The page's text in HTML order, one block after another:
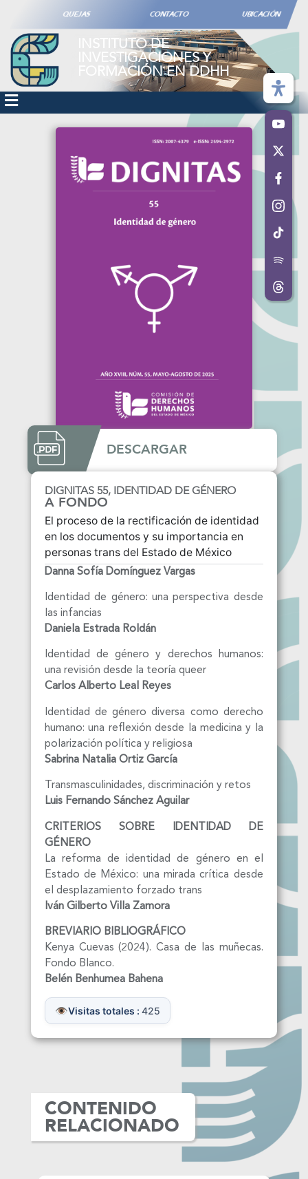
QUEJAS CONTACTO UBICACIÓN
INSTITUTO DE
INVESTIGACIONES Y
FORMACIÓN EN DDHH
DESCARGAR
DIGNITAS 55, IDENTIDAD DE GÉNERO
A FONDO
El proceso de la rectificación de identidad
en los documentos y su importancia en
personas trans del Estado de México
Danna Sofía Domínguez Vargas
Identidad de género: una perspectiva desde
las infancias
Daniela Estrada Roldán
Identidad de género y derechos humanos:
una revisión desde la teoría queer
Carlos Alberto Leal Reyes
Identidad de género diversa como derecho
humano: una reflexión desde la medicina y la
polarización política y religiosa
Sabrina Natalia Ortiz García
Transmasculinidades, discriminación y retos
Luis Fernando Sánchez Aguilar
CRITERIOS SOBRE IDENTIDAD DE
GÉNERO
La reforma de identidad de género en el
Estado de México: una mirada crítica desde
el desplazamiento forzado trans
Iván Gilberto Villa Zamora
BREVIARIO BIBLIOGRÁFICO
Kenya Cuevas (2024). Casa de las muñecas.
Fondo Blanco.
Belén Benhumea Bahena
Visitas totales : 425
CONTENIDO
RELACIONADO